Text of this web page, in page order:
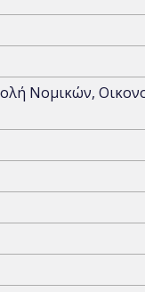
Νομικών,